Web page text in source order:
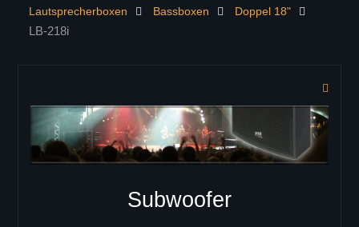
KONTAKT
ELITE Serie
ELITE 402
ELITE 404
ELITE 604
Lautsprecherboxen
Bassboxen Doppel 18"
LB-218i
Subwoofer